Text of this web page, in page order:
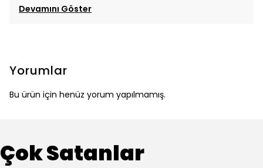
Devamını Göster
Yorumlar
Bu ürün için henüz yorum yapılmamış.
Çok Satanlar